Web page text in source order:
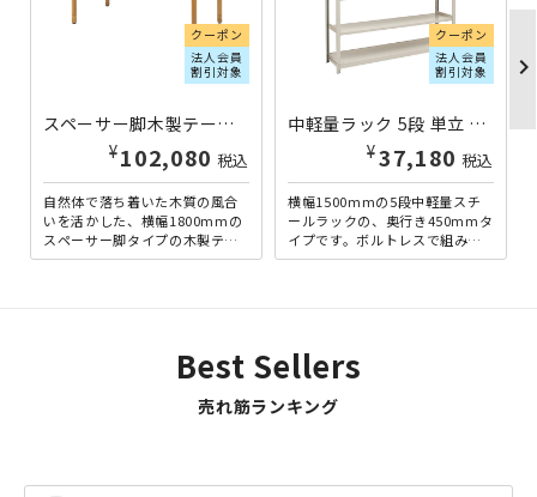
クーポン
法人会員
割引対象
スペーサー脚木製テーブル W1800×D900×H640-740 IR-DWT-1890-WSH | 586148
¥102,080 税込
自然体で落ち着いた木質の風合
いを活かした、横幅1800mmの
スペーサー脚タイプの木製テー
ブルです。付属のスペーサーを
クーポン
法人会員
割引対象
中軽量ラック 5段 単立 H1800×W1500×D450 2LS6545-5 | 613139
¥37,180 税込
横幅1500mmの5段中軽量スチ
ールラックの、奥行き450mmタ
イプです。ボルトレスで組み立
てられる手軽さと、多目的な用
chevron_right
Best Sellers
売れ筋ランキング